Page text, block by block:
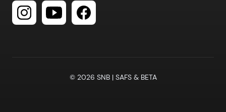
© 2026 SNB | SAFS & BETA